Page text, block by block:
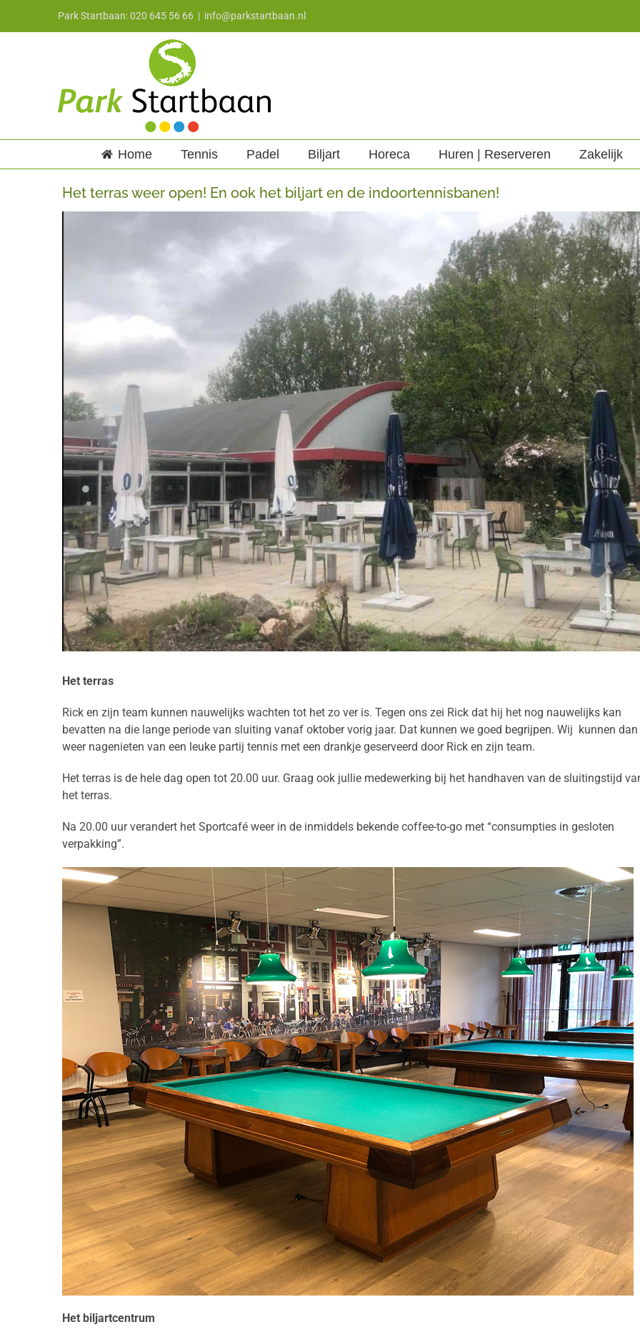
Park Startbaan: 020 645 56 66 | info@parkstartbaan.nl
Home Tennis Padel Biljart Horeca Huren | Reserveren Zakelijk
Het terras weer open! En ook het biljart en de indoortennisbanen!
Het terras
Rick en zijn team kunnen nauwelijks wachten tot het zo ver is. Tegen ons zei Rick dat hij het nog nauwelijks kan
bevatten na die lange periode van sluiting vanaf oktober vorig jaar. Dat kunnen we goed begrijpen. Wij kunnen dan
weer nagenieten van een leuke partij tennis met een drankje geserveerd door Rick en zijn team.
Het terras is de hele dag open tot 20.00 uur. Graag ook jullie medewerking bij het handhaven van de sluitingstijd
het terras.
Na 20.00 uur verandert het Sportcafé weer in de inmiddels bekende coffee-to-go met “consumpties in gesloten
verpakking”.
Het biljartcentrum